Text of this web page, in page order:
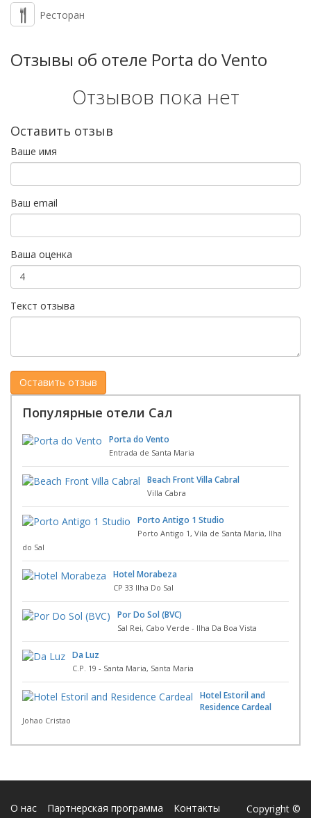
Ресторан
Отзывы об отеле Porta do Vento
Отзывов пока нет
Оставить отзыв
Ваше имя
Ваш email
Ваша оценка
Текст отзыва
Популярные отели Сал
Porta do Vento
Entrada de Santa Maria
Beach Front Villa Cabral
Villa Cabra
Porto Antigo 1 Studio
Porto Antigo 1, Vila de Santa Maria, Ilha
do Sal
Hotel Morabeza
CP 33 Ilha Do Sal
Por Do Sol (BVC)
Sal Rei, Cabo Verde - Ilha Da Boa Vista
Da Luz
C.P. 19 - Santa Maria, Santa Maria
Hotel Estoril and
Residence Cardeal
Johao Cristao
О нас Партнерская программа Контакты
Copyright ©